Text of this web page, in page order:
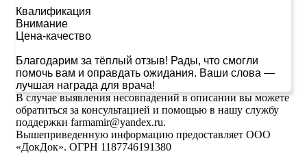
Квалификация
Внимание
Цена-качество
Благодарим за тёплый отзыв! Рады, что смогли
помочь вам и оправдать ожидания. Ваши слова —
лучшая награда для врача!
В случае выявления несовпадений в описании вы можете
обратиться за консультацией и помощью в нашу службу
поддержки farmamir@yandex.ru.
Вышеприведенную информацию предоставляет ООО
«ДокДок». ОГРН 1187746191380